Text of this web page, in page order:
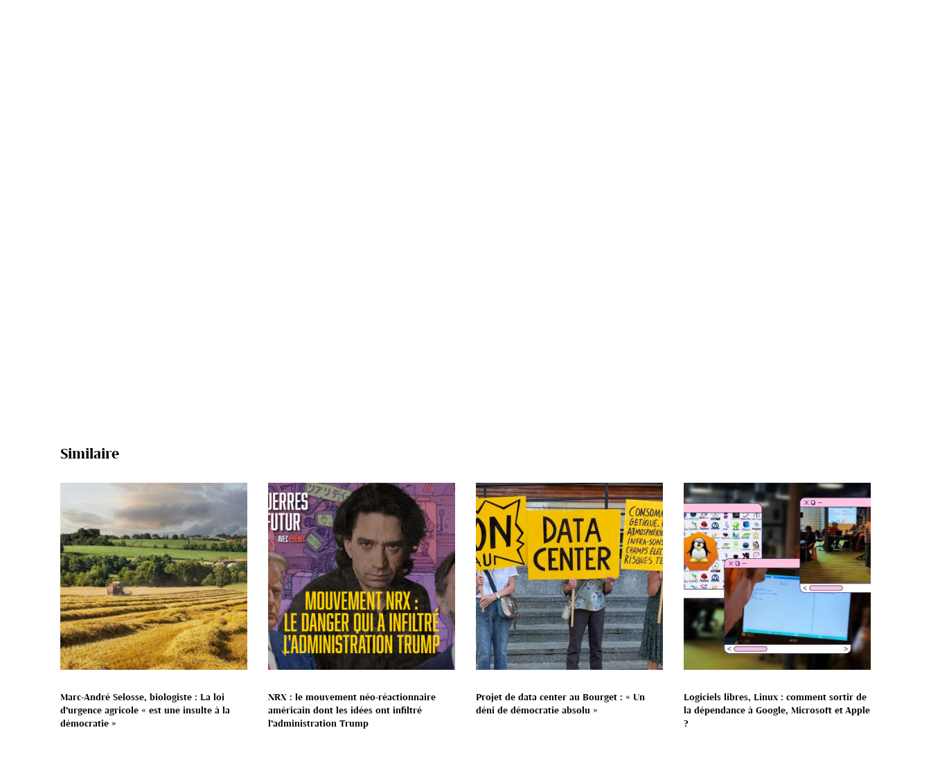
Similaire
Marc-André Selosse, biologiste : La loi
d’urgence agricole « est une insulte à la
démocratie »
NRX : le mouvement néo-réactionnaire
américain dont les idées ont infiltré
l’administration Trump
Projet de data center au Bourget : « Un
déni de démocratie absolu »
Logiciels libres, Linux : comment sortir de
la dépendance à Google, Microsoft et Apple
?